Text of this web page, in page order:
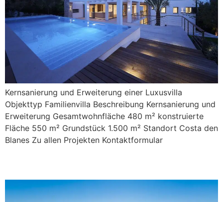
Kernsanierung und Erweiterung einer Luxusvilla
Objekttyp Familienvilla Beschreibung Kernsanierung und
Erweiterung Gesamtwohnfläche 480 m² konstruierte
Fläche 550 m² Grundstück 1.500 m² Standort Costa den
Blanes Zu allen Projekten Kontaktformular